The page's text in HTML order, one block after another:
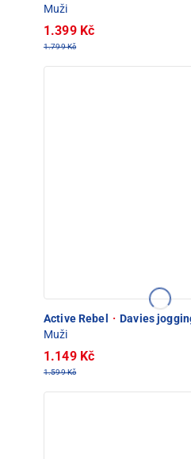
Muži
1.399 Kč
1.799 Kč
Active Rebel · Davies
Muži
1.149 Kč
1.599 Kč